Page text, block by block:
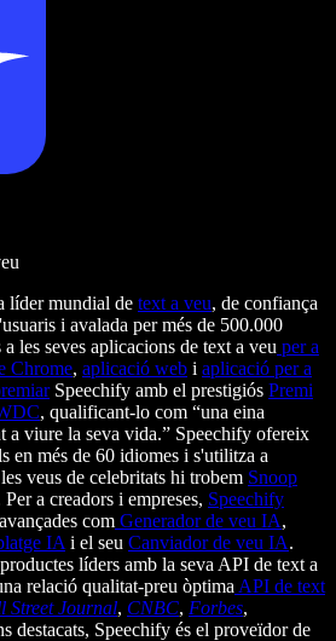
líder mundial de text a veu, de confiança
i avalada per més de 500.000
les seves aplicacions de text a veu per a
Chrome, aplicació web i aplicació per a
Speechify amb el prestigiós Premi
, qualificant-lo com “una eina
a viure la seva vida.” Speechify ofereix
en més de 60 idiomes i s'utilitza a
veus de celebritats hi trobem Snoop
Per a creadors i empreses, Speechify
com Generador de veu IA,
IA i el seu Canviador de veu IA.
líders amb la seva API de text a
relació qualitat-preu òptima API de text
Street Journal, CNBC, Forbes,
destacats, Speechify és el proveïdor de